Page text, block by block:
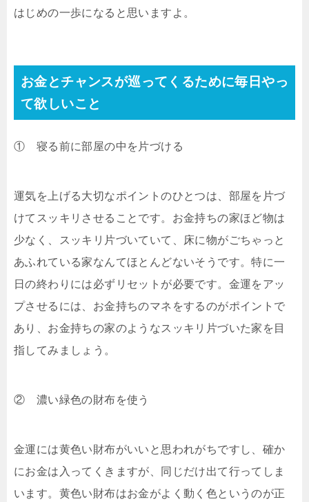
はじめの一歩になると思いますよ。
お金とチャンスが巡ってくるために毎日やっ
て欲しいこと
① 寝る前に部屋の中を片づける
運気を上げる大切なポイントのひとつは、部屋を片づ
けてスッキリさせることです。お金持ちの家ほど物は
少なく、スッキリ片づいていて、床に物がごちゃっと
あふれている家なんてほとんどないそうです。特に一
日の終わりには必ずリセットが必要です。金運をアッ
プさせるには、お金持ちのマネをするのがポイントで
あり、お金持ちの家のようなスッキリ片づいた家を目
指してみましょう。
② 濃い緑色の財布を使う
金運には黄色い財布がいいと思われがちですし、確か
にお金は入ってくきますが、同じだけ出て行ってしま
います。黄色い財布はお金がよく動く色というのが正